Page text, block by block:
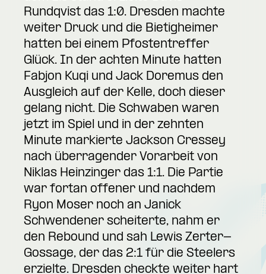
Rundqvist das 1:0. Dresden machte
weiter Druck und die Bietigheimer
hatten bei einem Pfostentreffer
Glück. In der achten Minute hatten
Fabjon Kuqi und Jack Doremus den
Ausgleich auf der Kelle, doch dieser
gelang nicht. Die Schwaben waren
jetzt im Spiel und in der zehnten
Minute markierte Jackson Cressey
nach überragender Vorarbeit von
Niklas Heinzinger das 1:1. Die Partie
war fortan offener und nachdem
Ryon Moser noch an Janick
Schwendener scheiterte, nahm er
den Rebound und sah Lewis Zerter-
Gossage, der das 2:1 für die Steelers
erzielte. Dresden checkte weiter hart